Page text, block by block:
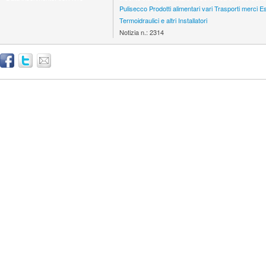
Pulisecco Prodotti alimentari variTrasporti merci
Termoidraulici e altri Installatori
Notizia n.: 2314